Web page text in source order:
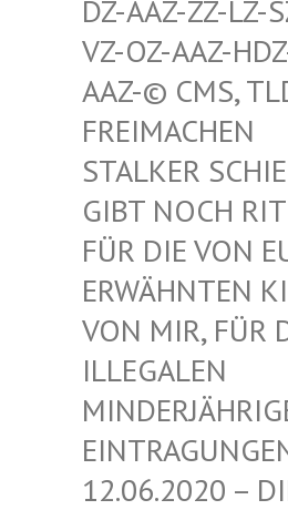
-AAZ-ZZ-LZ-SZ-
-OZ-AAZ-HDZ-
Z-© CMS, TLD,
EIMACHEN ST
ALKER
BT NOCH
R DIE VON
WÄHNTEN
N MIR, FÜR
LEGALEN MI
NTRAGUNGEN,
.06.2020 – DIE